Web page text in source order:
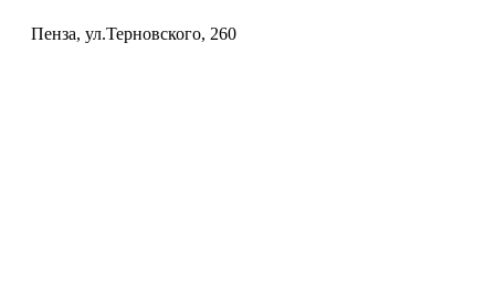
Пенза, ул.Терновского, 260